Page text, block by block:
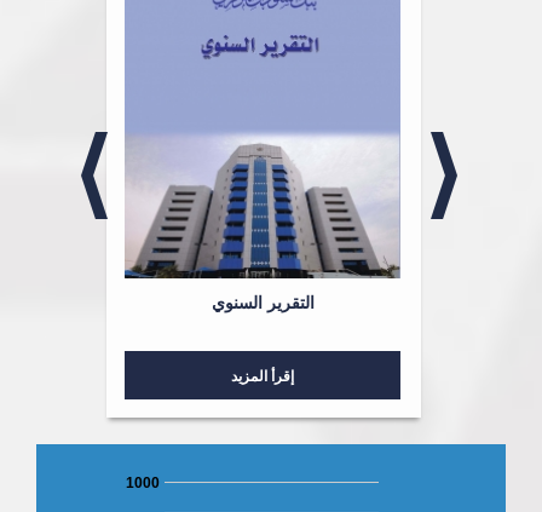
التقرير السنوي
إقرأ المزيد
1000